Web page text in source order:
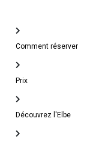
Comment réserver
Prix
Découvrez l'Elbe